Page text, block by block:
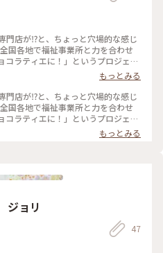
門店が⁉︎と、ちょっと穴場的な感じ
コラティエに！」というプロジェク
ですが、熊本では不登校や病気など
かった子達の自立を支援されていま
ツにチョコをディップしたものを
もっとみる
門店が⁉︎と、ちょっと穴場的な感じ
コラティエに！」というプロジェク
ですが、熊本では不登校や病気など
かった子達の自立を支援されていま
ツにチョコをディップしたものを
#チョコレ
っぷ熊本#わたしの街
もっとみる
ョリ
47